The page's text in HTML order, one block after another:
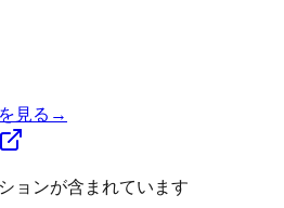
見る →
ョンが含まれています